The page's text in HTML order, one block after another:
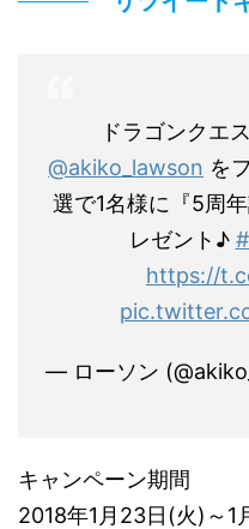
ドラゴンクエ
@akiko_lawson を
選で1名様に『5周
レゼント♪
https://
— ローソン
キャンペーン期間
2018年1月23日(火)～1